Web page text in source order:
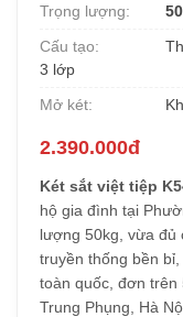
Trọng lượng:
Cấu tạo:
3 lớp
Mở két:
2.390.000đ
Két sắt việt tiệp
hộ gia đình tại
lượng 50kg, vừa đủ
truyền thống bền
toàn quốc, đơn trên
Trung Phụng, Hà